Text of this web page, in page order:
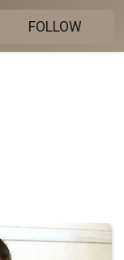
FOLLOW